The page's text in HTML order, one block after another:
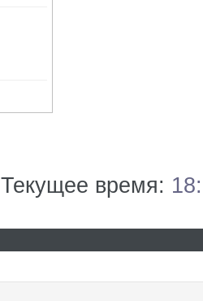
Текущее время: